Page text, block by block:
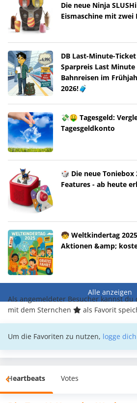
Die neue Ninja
Eismaschine mit zwei
DB Last-Minute-
Sparpreis Last
Bahnreisen im
2026!🧳
💸🤑 Tagesgeld:
Tagesgeldkonto
🎲 Die neue
Features - ab heute
🧒 Weltkindertag
Aktionen &amp;
Alle anzeigen
Als angemeldeter Besucher kannst du
mit dem Sternchen
als Favorit
Um die Favoriten zu nutzen, logge
Heartbeats Votes